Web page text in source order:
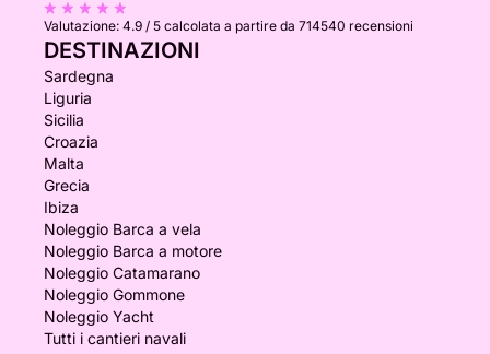
Valutazione: 4.9 / 5 calcolata a partire da 714540 recensioni
DESTINAZIONI
Sardegna
Liguria
Sicilia
Croazia
Malta
Grecia
Ibiza
Noleggio Barca a vela
Noleggio Barca a motore
Noleggio Catamarano
Noleggio Gommone
Noleggio Yacht
Tutti i cantieri navali